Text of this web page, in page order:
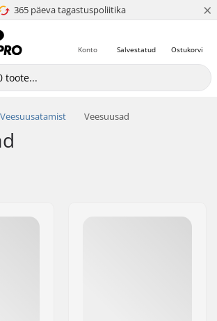
365 päeva tagastuspoliitika
4.8 paljaks 5 ×
Ostukorvi
Salvestatud
Konto
Veesuusatamist Veesuusad